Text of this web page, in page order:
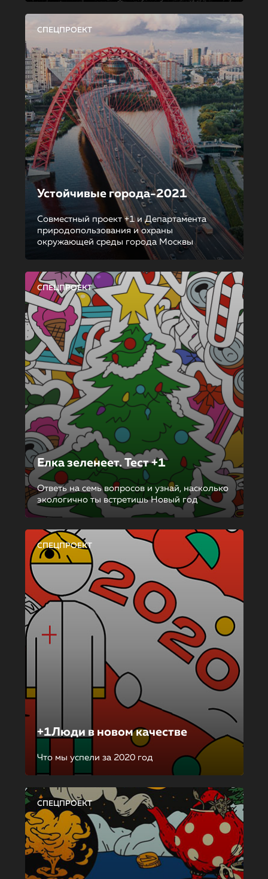
СПЕЦПРОЕКТ
Устойчивые города-2021
Совместный проект +1 и Департамента
природопользования и охраны
окружающей среды города Москвы
СПЕЦПРОЕКТ
Елка зеленеет. Тест +1
Ответь на семь вопросов и узнай, насколько
экологично ты встретишь Новый год
СПЕЦПРОЕКТ
+1Люди в новом качестве
Что мы успели за 2020 год
СПЕЦПРОЕКТ